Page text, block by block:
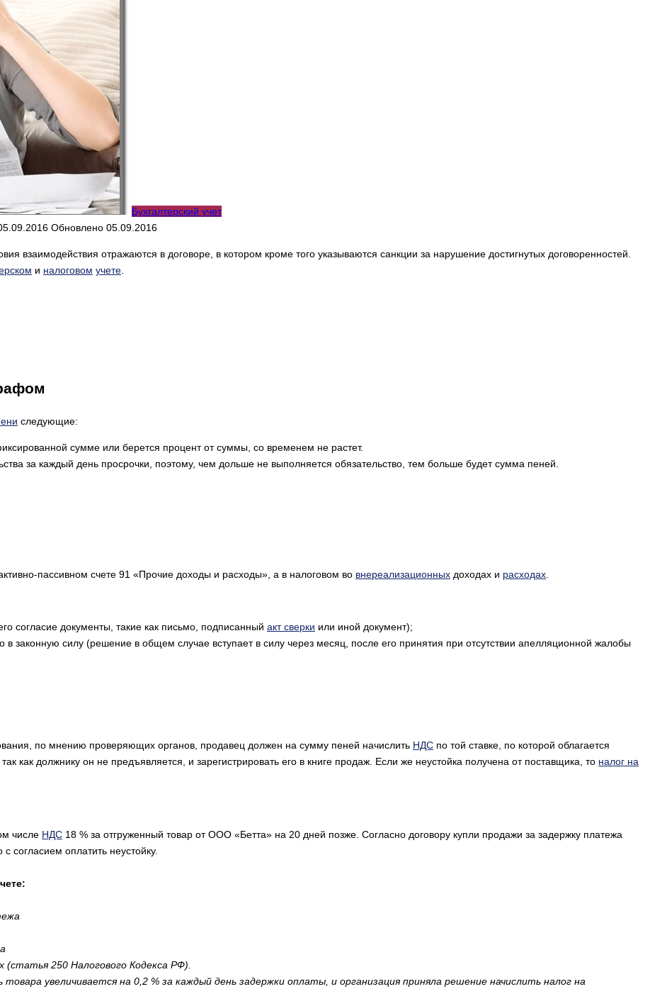
Бухгалтерский учет
Обновлено 05.09.2016
взаимодействия отражаются в договоре, в котором кроме того указываются санкции за нарушение достигнутых договоренностей.
и налоговом учете
следующие:
сумме или берется процент от суммы, со временем не растет.
за каждый день просрочки, поэтому, чем дольше не выполняется обязательство, тем больше будет сумма пеней.
пассивном счете 91 «Прочие доходы и расходы», а в налоговом во внереализационных доходах и расходах.
согласие документы, такие как письмо, подписанный акт сверки или иной документ);
в законную силу (решение в общем случае вступает в силу через месяц, после его принятия при отсутствии апелляционной жалобы
по мнению проверяющих органов, продавец должен на сумму пеней начислить НДС по той ставке, по которой облагается
как должнику он не предъявляется, и зарегистрировать его в книге продаж. Если же неустойка получена от поставщика, то налог на
числе НДС 18 % за отгруженный товар от ООО «Бетта» на 20 дней позже. Согласно договору купли продажи за задержку платежа
согласием оплатить неустойку.
(статья 250 Налогового Кодекса РФ).
увеличивается на 0,2 % за каждый день задержки оплаты, и организация приняла решение начислить налог на